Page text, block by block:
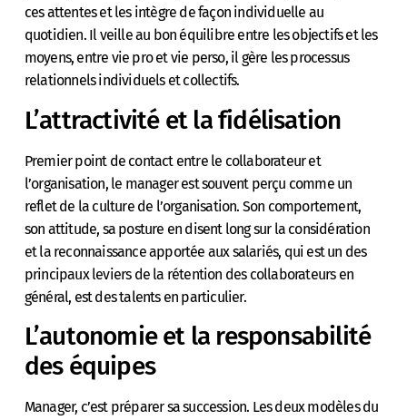
ces attentes et les intègre de façon individuelle au
quotidien. Il veille au bon équilibre entre les objectifs et les
moyens, entre vie pro et vie perso, il gère les processus
relationnels individuels et collectifs.
L’attractivité et la fidélisation
Premier point de contact entre le collaborateur et
l’organisation, le manager est souvent perçu comme un
reflet de la culture de l’organisation. Son comportement,
son attitude, sa posture en disent long sur la considération
et la reconnaissance apportée aux salariés, qui est un des
principaux leviers de la rétention des collaborateurs en
général, est des talents en particulier.
L’autonomie et la responsabilité
des équipes
Manager, c’est préparer sa succession. Les deux modèles du